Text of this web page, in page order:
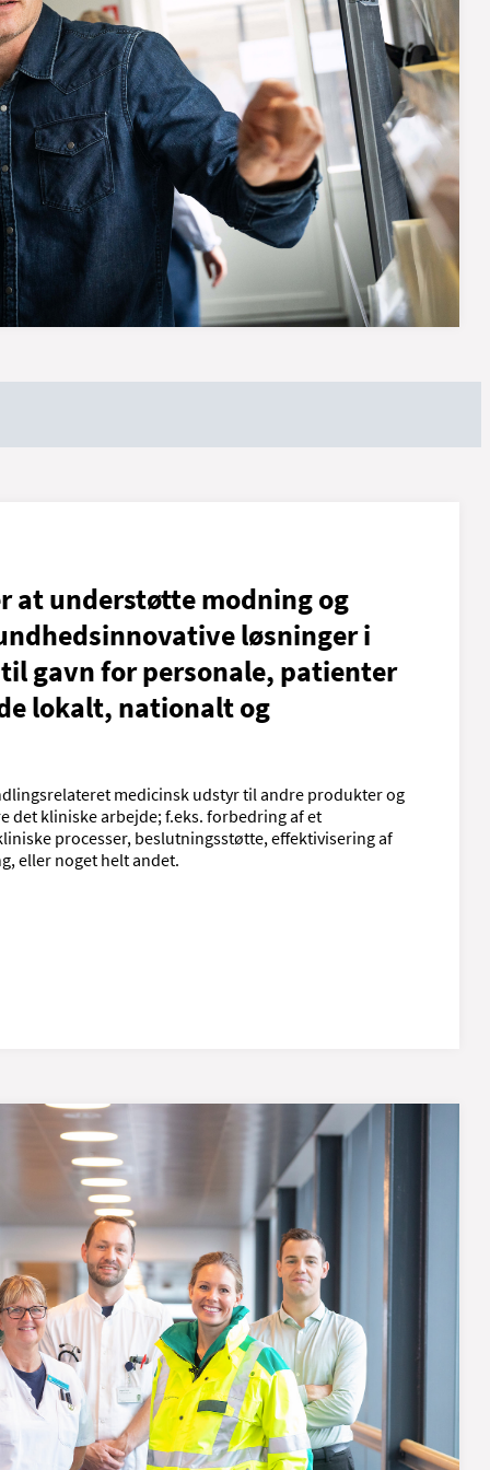
at understøtte modning og
løsninger i
gavn for personale, patienter
lokalt, nationalt og
medicinsk udstyr til andre produkter og
det kliniske arbejde; f.eks. forbedring af et
processer, beslutningsstøtte, effektivisering af
eller noget helt andet.